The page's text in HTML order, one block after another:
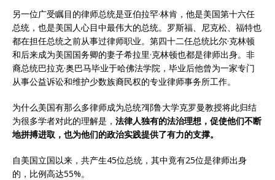
另一位广受瞩目的律师总统是亚伯拉罕·林肯，他是美国第十六任
总统，也是美国人心目中最伟大的总统。罗斯福、尼克松、福特也
都在担任总统之前从事过律师职业。第四十二任总统比尔·克林顿
和后来成为美国国务卿的妻子希拉里·克林顿也都是律师出身。非
裔总统巴拉克·奥巴马毕业于哈佛法学院，毕业后他曾为一家专门
从事公益诉讼和维护少数族裔民权的专业律师事务所工作。
为什么美国有那么多律师成为总统?耶鲁大学克罗曼教授将此归结
为很多学者对此的理解是， 法律人独有的法治理想，促使他们不断
地拼搏进取，也为他们的政治实践提供了有力的支撑。
自美国立国以来，共产生45位总统，其中竟有25位是律师出身
的，比例高达55%。